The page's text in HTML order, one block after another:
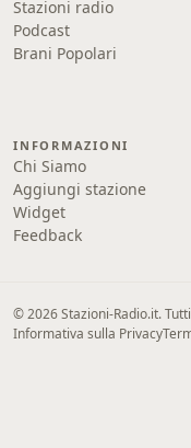
Stazioni radio
Podcast
Brani Popolari
INFORMAZIONI
Chi Siamo
Aggiungi stazione
Widget
Feedback
© 2026 Stazioni-Radio.it.
Informativa sulla Privacy